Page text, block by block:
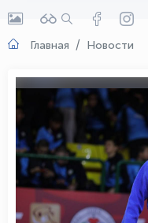
Главная Новости